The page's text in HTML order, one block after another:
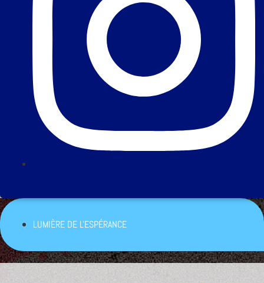
LUMIÈRE DE L'ESPÉRANCE